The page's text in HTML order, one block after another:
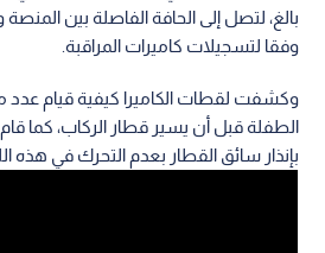
بالغ، لتصل إلى الحافة الفاصلة بين
وفقا لتسجيلات كاميرات المراقبة.
وكشفت لقطات الكاميرا كيفية قيام
الطفلة قبل أن يسير قطار الركاب، كما
بإنذار سائق القطار بعدم التحرك في هذه